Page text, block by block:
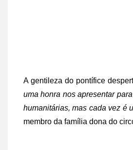
A gentileza do pontífice
uma honra nos apresentar
humanitárias, mas cada vez é
membro da família dona do